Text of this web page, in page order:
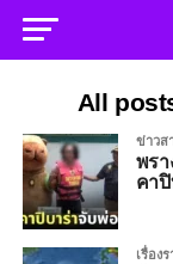
All
ข่าวส
พรา
คา
เรื่อง